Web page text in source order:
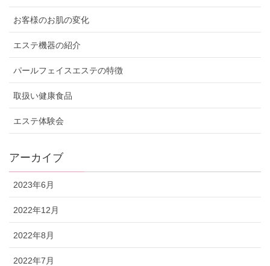
お客様のお肌の変化
エステ機器の紹介
パールフェイスエステの特徴
取扱い健康食品
エステ体験会
アーカイブ
2023年6月
2022年12月
2022年8月
2022年7月